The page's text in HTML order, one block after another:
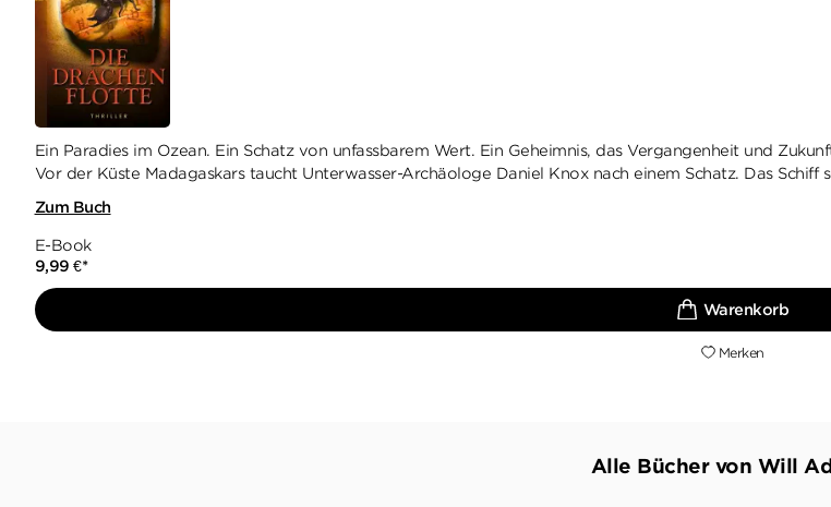
Ein Paradies im Ozean. Ein Schatz von unfassbarem Wert. Ein Geheimnis, das Vergangenheit und
Vor der Küste Madagaskars taucht Unterwasser-Archäologe Daniel Knox nach einem Schatz. Das
Zum Buch
E-Book
9,99€*
Merken
Alle Bücher von Will